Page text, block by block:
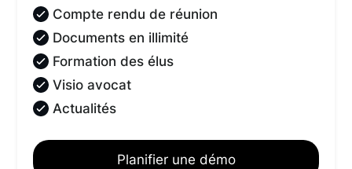
Compte rendu de réunion
Documents en illimité
Formation des élus
Visio avocat
Actualités
Planifier une démo